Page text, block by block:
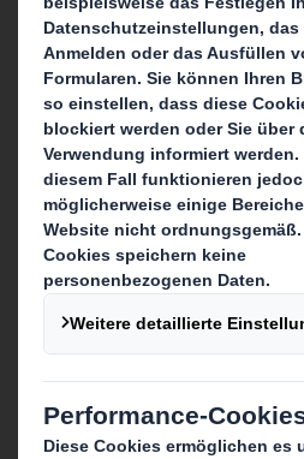
Wer wir
Über DS
Über
Über unseren
Media
Was